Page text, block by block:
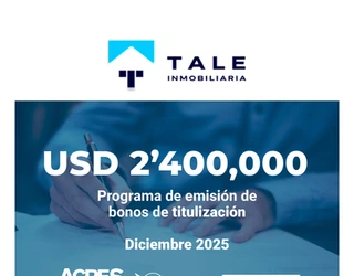
financiamiento cada vez más viable y
atractiva para empresas que operan en el
sector inmobiliario. Esta modalidad permite
a las desarrolladoras inmobiliarias
monetizar flujos futuros de efectivo a través
de la emisión de valores negociables en el